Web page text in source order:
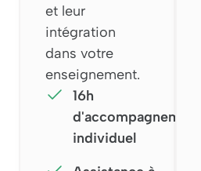
et leur
intégration
dans votre
enseignement.
16h
d'accompagnement
individuel